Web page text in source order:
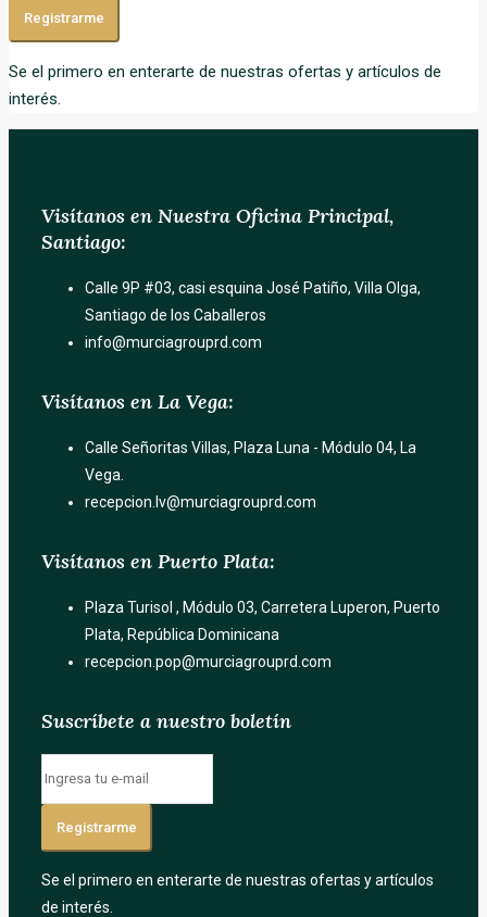
Registrarme
Se el primero en enterarte de nuestras ofertas y artículos de
interés.
Visítanos en Nuestra Oficina Principal,
Santiago:
Calle 9P #03, casi esquina José Patiño, Villa Olga,
Santiago de los Caballeros
info@murciagrouprd.com
Visítanos en La Vega:
Calle Señoritas Villas, Plaza Luna - Módulo 04, La
Vega.
recepcion.lv@murciagrouprd.com
Visítanos en Puerto Plata:
Plaza Turisol , Módulo 03, Carretera Luperon, Puerto
Plata, República Dominicana
recepcion.pop@murciagrouprd.com
Suscríbete a nuestro boletín
Registrarme
Se el primero en enterarte de nuestras ofertas y artículos
de interés.